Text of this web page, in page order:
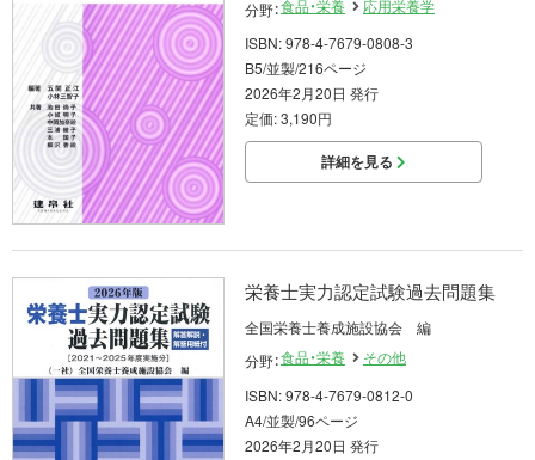
分野：食品・栄養
応用栄養学
ISBN: 978-4-7679-0808-3
B5/並製/216ページ
2026年2月20日 発行
定価: 3,190円
詳細を見る
栄養士実力認定試験過去問題集
全国栄養士養成施設協会 編
分野：食品・栄養
その他
ISBN: 978-4-7679-0812-0
A4/並製/96ページ
2026年2月20日 発行